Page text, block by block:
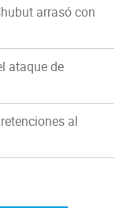
arrasó con
ataque de
al